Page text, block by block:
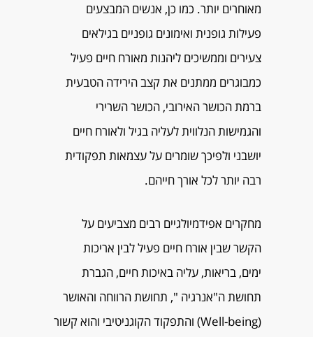
מאוחרים יותר. כמו כן, אנשים המבצעים
פעילות גופנית ואימונים גופניים בגילאים
צעירים וממשיכים ליהנות מאורח חיים פעיל
כמבוגרים ממתנים את קצב הירידה הטבעית
ברמת הכושר האירובי, הכושר השרירי
והגמישות הנלווית לעליה בגיל ולאורח חיים
יושבני ולפיכך שומרים על עצמאות תפקודית
רבה יותר לכל אורך חייהם.
מחקרים אפידמיולגיים רבים מצביעים על
הקשר שבין אורח חיים פעיל לבין אריכות
ימים, בריאות, עליה באיכות חיים, הגברת
תחושת ה"אנרגיה ", תחושת הרווחה והאושר
(Well-being) והתפקוד הקוגניטיבי והוא קשור